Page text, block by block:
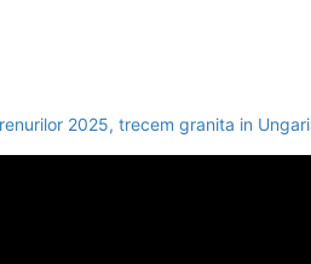
2025, trecem granita in